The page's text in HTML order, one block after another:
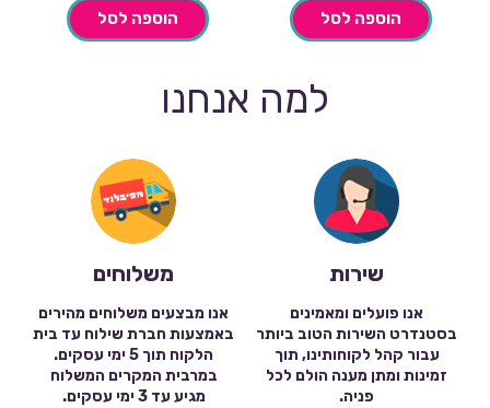
₪15.90.
הוספה לסל הוספה לסל
למה אנחנו
שירות
אנו פועלים ומאמינים
בסטנדרט השירות הטוב ביותר
עבור קהל לקוחותינו, תוך
זמינות ומתן מענה הולם לכל
פניה.
משלוחים
אנו מבצעים משלוחים מהירים
באמצעות חברת שילוח עד בית
הלקוח תוך 5 ימי עסקים.
במרבית המקרים המשלוח
מגיע עד 3 ימי עסקים.